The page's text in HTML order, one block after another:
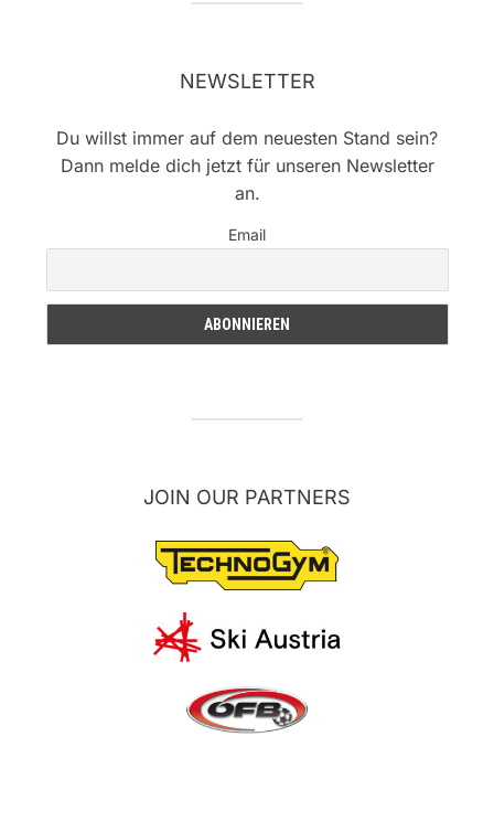
NEWSLETTER
Du willst immer auf dem neuesten Stand sein?
Dann melde dich jetzt für unseren Newsletter
an.
Email
JOIN OUR PARTNERS